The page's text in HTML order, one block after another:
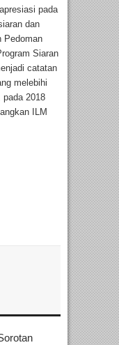
pada
dan
Pedoman
Siaran
catatan
melebihi
pada 2018
ILM